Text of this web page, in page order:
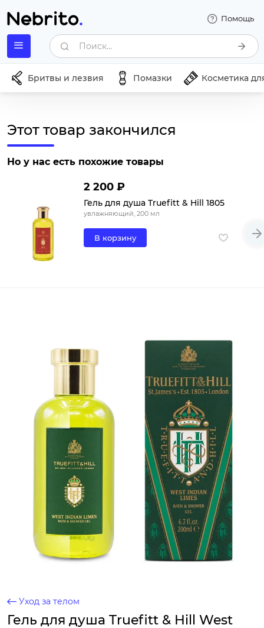
Помощь
Поиск...
Бритвы и лезвия Помазки Косметика
Этот товар закончился
Но у нас есть похожие товары
2 200 ₽
Гель для душа Truefitt & Hill 1805
увлажняющий, 200 мл
В корзину
Уход за телом
Гель для душа Truefitt & Hill West